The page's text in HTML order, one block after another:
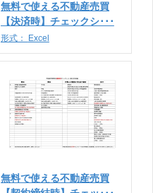
無料で使える不動産売買
【決済時】チェックシ･･･
形式： Excel
無料で使える不動産売買